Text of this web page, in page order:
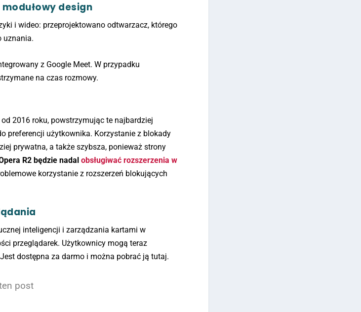
design
i wideo: przeprojektowano odtwarzacz, którego
uznania.
z Google Meet. W przypadku
na czas rozmowy.
2016 roku, powstrzymując te najbardziej
preferencji użytkownika. Korzystanie z blokady
prywatna, a także szybsza, ponieważ strony
R2 będzie nadalobsługiwać rozszerzenia w
korzystanie z rozszerzeń blokujących
inteligencji i zarządzania kartami w
przeglądarek. Użytkownicy mogą teraz
dostępna za darmo i można pobrać ją tutaj.
post